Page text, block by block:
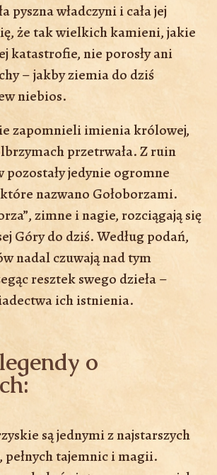
pyszna władczyni i cała jej
że tak wielkich kamieni, jakie
katastrofie, nie porosły ani
– jakby ziemia do dziś
niebios.
zapomnieli imienia królowej,
przetrwała. Z ruin
pozostały jedynie ogromne
które nazwano Gołoborzami.
zimne i nagie, rozciągają się
Góry do dziś. Według podań,
nadal czuwają nad tym
resztek swego dzieła –
ich istnienia.
o
są jednymi z najstarszych
pełnych tajemnic i magii.